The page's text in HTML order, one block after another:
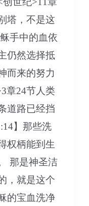
塔，不是这
手中的血依
仍然选择抵
而来的努力
章24节人类
道路已经挡
】那些洗
权柄能到生
那是神圣洁
，就是这个
的宝血洗净